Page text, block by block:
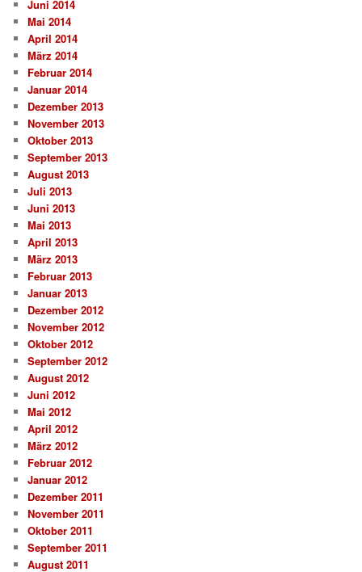
Juni 2014
Mai 2014
April 2014
März 2014
Februar 2014
Januar 2014
Dezember 2013
November 2013
Oktober 2013
September 2013
August 2013
Juli 2013
Juni 2013
Mai 2013
April 2013
März 2013
Februar 2013
Januar 2013
Dezember 2012
November 2012
Oktober 2012
September 2012
August 2012
Juni 2012
Mai 2012
April 2012
März 2012
Februar 2012
Januar 2012
Dezember 2011
November 2011
Oktober 2011
September 2011
August 2011